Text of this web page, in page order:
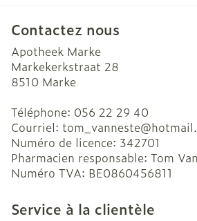
Contactez nous
Apotheek Marke
Markekerkstraat 28
8510 Marke
Téléphone: 056 22 29 40
Courriel: tom_vanneste@
Numéro de licence: 342701
Pharmacien responsable: Tom
Numéro TVA: BE0860456811
Service à la clientèle